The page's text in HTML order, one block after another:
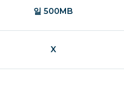
일 500MB
X